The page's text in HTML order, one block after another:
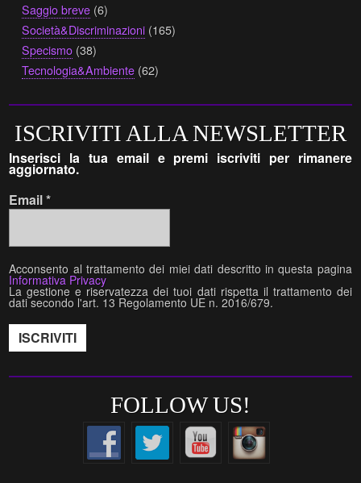
Saggio breve (6)
Società&Discriminazioni (165)
Specismo (38)
Tecnologia&Ambiente (62)
ISCRIVITI ALLA NEWSLETTER
Inserisci la tua email e premi iscriviti per rimanere
aggiornato.
Email*
Acconsento al trattamento dei miei dati descritto in questa pagina
Informativa Privacy
La gestione e riservatezza dei tuoi dati rispetta il trattamento dei
dati secondo l'art. 13 Regolamento UE n. 2016/679.
FOLLOW US!